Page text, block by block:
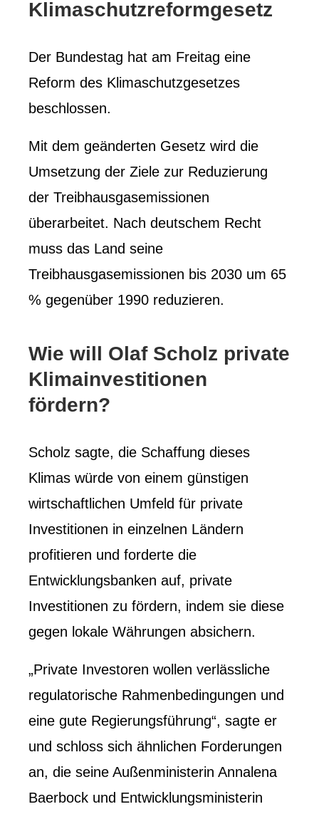
Klimaschutzreformgesetz
Der Bundestag hat am Freitag eine
Reform des Klimaschutzgesetzes
beschlossen.
Mit dem geänderten Gesetz wird die
Umsetzung der Ziele zur Reduzierung
der Treibhausgasemissionen
überarbeitet. Nach deutschem Recht
muss das Land seine
Treibhausgasemissionen bis 2030 um 65
% gegenüber 1990 reduzieren.
Wie will Olaf Scholz private
Klimainvestitionen
fördern?
Scholz sagte, die Schaffung dieses
Klimas würde von einem günstigen
wirtschaftlichen Umfeld für private
Investitionen in einzelnen Ländern
profitieren und forderte die
Entwicklungsbanken auf, private
Investitionen zu fördern, indem sie diese
gegen lokale Währungen absichern.
„Private Investoren wollen verlässliche
regulatorische Rahmenbedingungen und
eine gute Regierungsführung“, sagte er
und schloss sich ähnlichen Forderungen
an, die seine Außenministerin Annalena
Baerbock und Entwicklungsministerin